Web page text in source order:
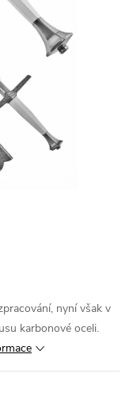
nyní však v
karbonové oceli.